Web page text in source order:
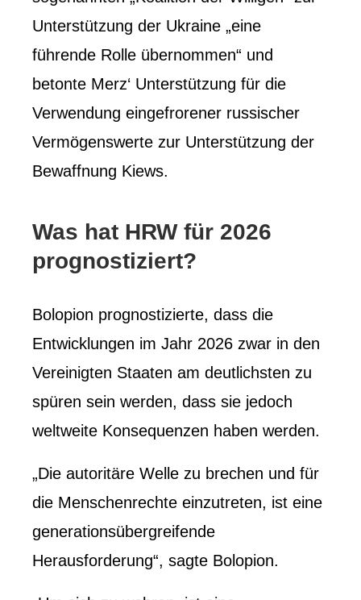
Unterstützung der Ukraine „eine
führende Rolle übernommen“ und
betonte Merz‘ Unterstützung für die
Verwendung eingefrorener russischer
Vermögenswerte zur Unterstützung der
Bewaffnung Kiews.
Was hat HRW für 2026
prognostiziert?
Bolopion prognostizierte, dass die
Entwicklungen im Jahr 2026 zwar in den
Vereinigten Staaten am deutlichsten zu
spüren sein werden, dass sie jedoch
weltweite Konsequenzen haben werden.
„Die autoritäre Welle zu brechen und für
die Menschenrechte einzutreten, ist eine
generationsübergreifende
Herausforderung“, sagte Bolopion.